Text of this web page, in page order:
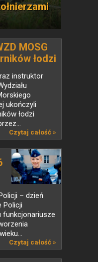
MOSG
łodzi
instruktor
ukończyli
łodzi
Czytaj całość »
– dzień
Policji
funkcjonariusze
Czytaj całość »